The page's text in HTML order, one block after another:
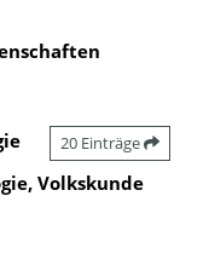
20 Einträge
Volkskunde